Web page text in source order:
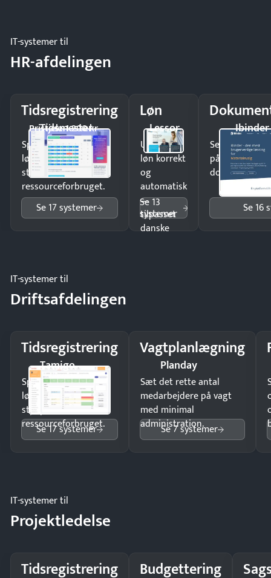
IT-systemer til
HR-afdelingen
Tidsregistrering
Tidsmester
Pristjek: 1.200 kr
Spar tid på
lønberegning og få
styr på
ressourceforbruget.
Se 17 systemer
Løn
Lessor
Udbetal
løn korrekt
og
automatisk
—
tilpasset
danske
Se 13
systemer
Ibinder
Send
på minutter
dokumenter.
Se 16
IT-systemer til
Driftsafdelingen
Tidsregistrering
Tamigo
Spar tid på
lønberegning og få
styr på
ressourceforbruget.
Se 17 systemer
Vagtplanlægning
Planday
Sæt det rette antal
medarbejdere på vagt
med minimal
administration.
Se 7 systemer
IT-systemer til
Projektledelse
Tidsregistrering Budgettering